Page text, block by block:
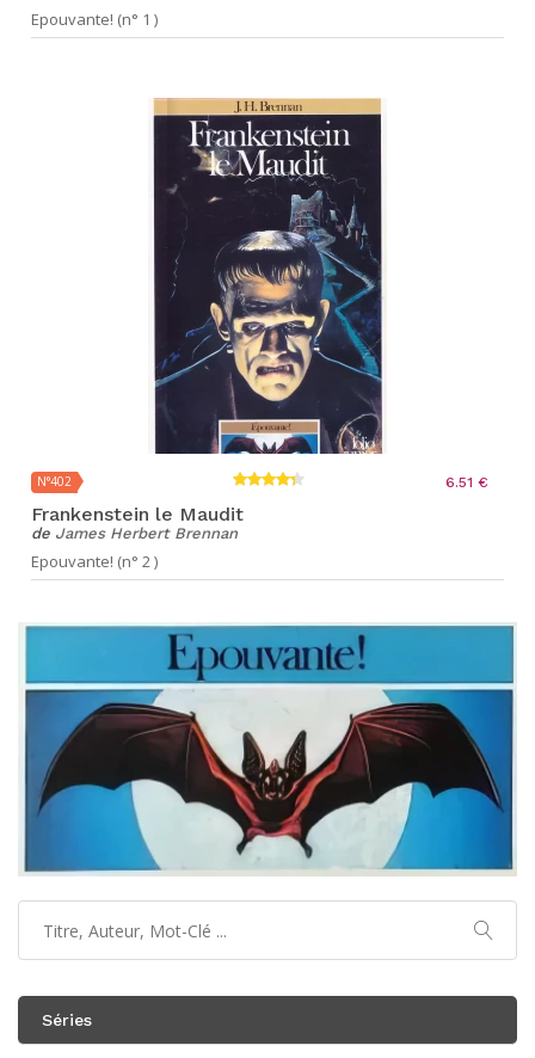
Epouvante! (n° 1 )
N°402 6.51 €
Frankenstein le Maudit
de James Herbert Brennan
Epouvante! (n° 2 )
Séries